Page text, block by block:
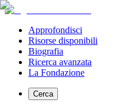
Approfondisci
Risorse disponibili
Biografia
Ricerca avanzata
La Fondazione
Cerca